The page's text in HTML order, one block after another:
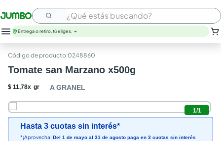
¿Qué estás buscando?
Entrega o retiro, tú eliges.
:0248860
Tomate san Marzano x500g
$ 11,78x gr A GRANEL
1/1
Hasta 3 cuotas sin interés*
*¡Aprovecha! Del 1 de mayo al 31 de agosto paga en 3 cuotas sin interés